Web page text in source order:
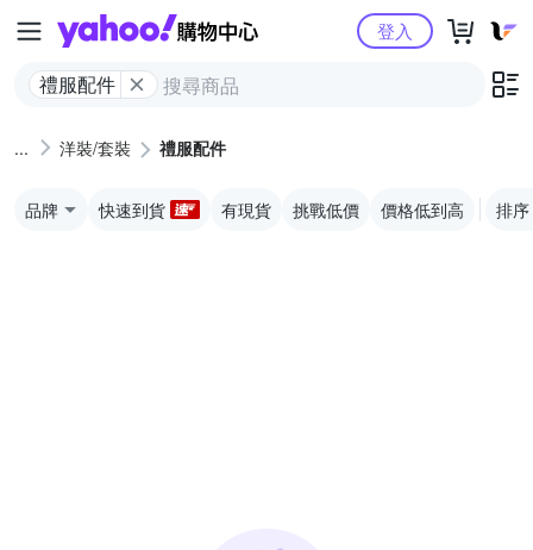
Yahoo購物中心
禮服配件
登入
洋裝/套裝 禮服配件
品牌 快速到貨 有現貨 挑戰低價 價格低到高 排序